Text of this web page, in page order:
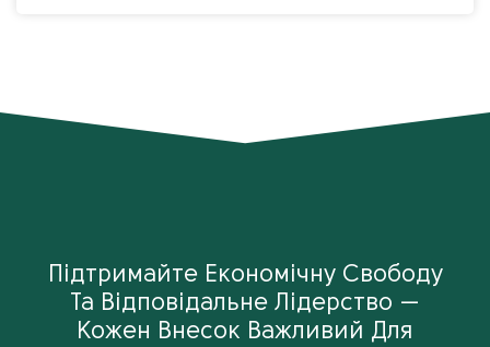
Підтримайте Економічну Свободу
Та Відповідальне Лідерство —
Кожен Внесок Важливий Для